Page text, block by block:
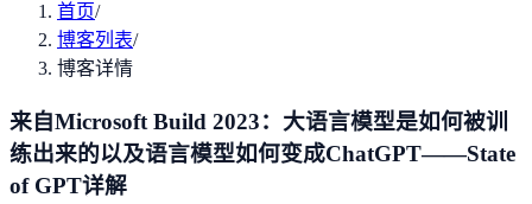
首页/
博客列表/
博客详情
来自Microsoft Build 2023：大语言模型是如何被训
练出来的以及语言模型如何变成ChatGPT——State
of GPT详解